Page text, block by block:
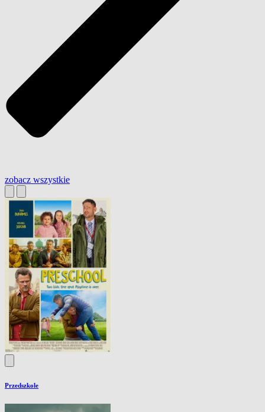
zobacz wszystkie
Przedszkole